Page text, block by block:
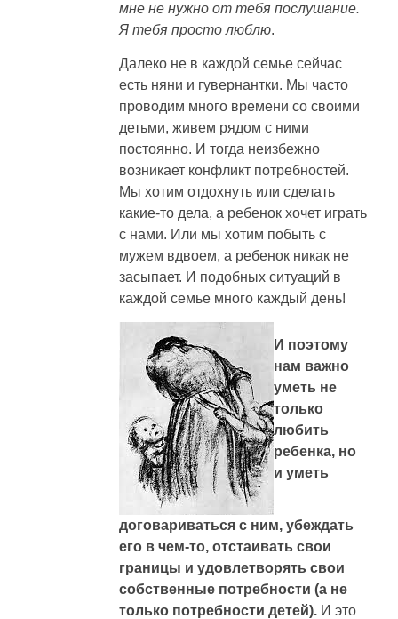
мне не нужно от тебя послушание.
Я тебя просто люблю.
Далеко не в каждой семье сейчас
есть няни и гувернантки. Мы часто
проводим много времени со своими
детьми, живем рядом с ними
постоянно. И тогда неизбежно
возникает конфликт потребностей.
Мы хотим отдохнуть или сделать
какие-то дела, а ребенок хочет играть
с нами. Или мы хотим побыть с
мужем вдвоем, а ребенок никак не
засыпает. И подобных ситуаций в
каждой семье много каждый день!
И поэтому
нам важно
уметь не
только
любить
ребенка, но
и уметь
договариваться с ним, убеждать
его в чем-то, отстаивать свои
границы и удовлетворять свои
собственные потребности (а не
только потребности детей). И это